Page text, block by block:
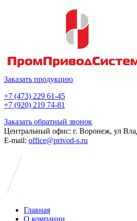
Заказать продукцию
+7 (473) 229 61-45
+7 (920) 219 74-81
Заказать обратный звонок
Центральный офис: г. Воронеж, ул
E-mail: office@privod-s.ru
Главная
О компании